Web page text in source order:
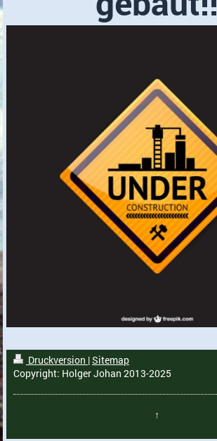
Druckversion |Sitemap
Copyright: Holger Johan 2013-2025
↑